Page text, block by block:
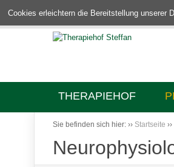
Cookies erleichtern die Bereitstellung unserer
THERAPIEHOF
Sie befinden sich hier: ›› Startseite ››